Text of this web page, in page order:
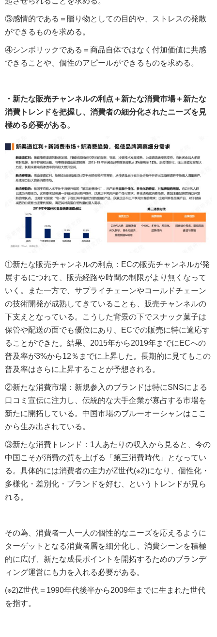
③感情的である＝贈り物としての目的や、ストレスの発散
ができるものを求める。
④シンボリックである＝商品自体ではなく付加価値に共感
できることや、個性のアピールができるものを求める。
・新たな販売チャンネルの利点＋新たな消費市場＋新たな
消費トレンドを把握し、消費者の細分化されたニーズを見
極める必要がある。
①新たな販売チャンネルの利点：ECの販売チャンネルが発
展するにつれて、販売経路や時間の制限がより無くなって
いく。また一方で、サプライチェーンやコールドチェーン
の技術開発が成熟してきていることも、販売チャンネルの
下支えとなっている。こうした背景の下でスナック菓子は
保管や配送の面でも優位にあり、ECでの販売に特に適応す
ることができた。結果、2015年から2019年までにECへの
普及率が3%から12％までに上昇した。長期的に見てもこの
普及率はさらに上昇することが予想される。
②新たな消費市場：新規参入のブランドは特にSNSによる
口コミ宣伝に注力し、伝統的な大手企業が寡占する市場を
新たに開拓している。中国市場のブルーオーシャンはここ
から生み出されている。
③新たな消費トレンド：1人あたりの収入から見ると、今の
中国こそが消費の質を上げる「第三消費時代」となってい
る。具体的には消費者の主力がZ世代(※2)になり、個性化・
多様化・差別化・ブランドを好む、というトレンドが見ら
れる。
その為、消費者一人一人の個性的なニーズを応えるように
ターゲットとなる消費者層を細分化し、消費シーンを積極
的に広げ、新たな成長ポイントを開拓するためのブランデ
ィング運営にも力を入れる必要がある。
(※2)Z世代＝1990年代後半から2009年までに生まれた世代
を指す。